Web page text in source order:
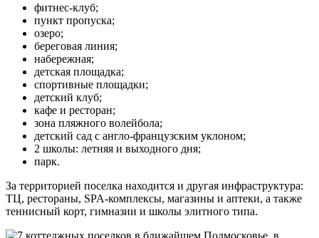
фитнес-клуб;
пункт пропуска;
озеро;
береговая линия;
набережная;
детская площадка;
спортивные площадки;
детский клуб;
кафе и ресторан;
зона пляжного волейбола;
детский сад с англо-французским уклоном;
2 школы: летняя и выходного дня;
парк.
За территорией поселка находится и другая инфраструктура:
ТЦ, рестораны, SPA-комплексы, магазины и аптеки, а также
теннисный корт, гимназии и школы элитного типа.